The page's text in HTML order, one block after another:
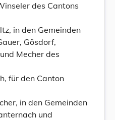
des Cantons
in den Gemeinden
Gösdorf,
Mecher des
für den Canton
in den Gemeinden
und